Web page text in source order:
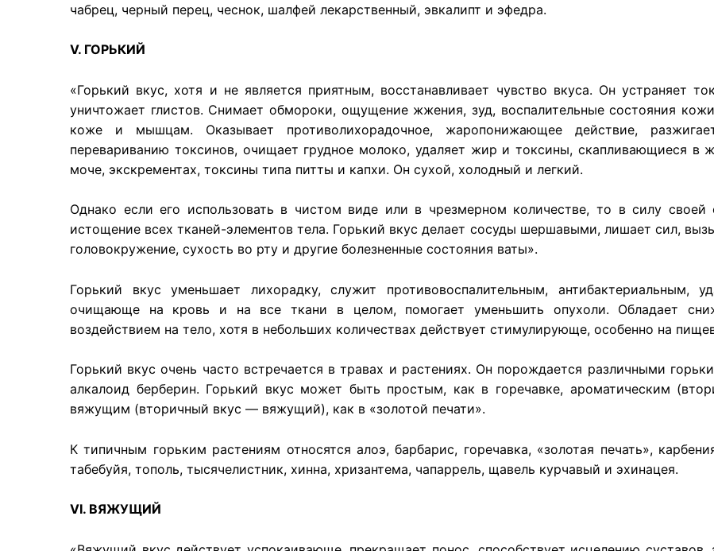
чабрец, черный перец, чеснок, шалфей лекарственный, эвкалипт и эфедра.
V. ГОРЬКИЙ
«Горький вкус, хотя и не является приятным, восстанавливает чувство вкуса. Он устраняет
уничтожает глистов. Снимает обмороки, ощущение жжения, зуд, воспалительные состояния
коже и мышцам. Оказывает противолихорадочное, жаропонижающее действие,
перевариванию токсинов, очищает грудное молоко, удаляет жир и токсины, скапливающиеся в
моче, экскрементах, токсины типа питты и капхи. Он сухой, холодный и легкий.
Однако если его использовать в чистом виде или в чрезмерном количестве, то в силу
истощение всех тканей-элементов тела. Горький вкус делает сосуды шершавыми, лишает сил,
головокружение, сухость во рту и другие болезненные состояния ваты».
Горький вкус уменьшает лихорадку, служит противовоспалительным, антибактериальным,
очищающе на кровь и на все ткани в целом, помогает уменьшить опухоли. Обладает
воздействием на тело, хотя в небольших количествах действует стимулирующе, особенно на
Горький вкус очень часто встречается в травах и растениях. Он порождается различными
алкалоид берберин. Горький вкус может быть простым, как в горечавке, ароматическим
вяжущим (вторичный вкус — вяжущий), как в «золотой печати».
К типичным горьким растениям относятся алоэ, барбарис, горечавка, «золотая печать»,
табебуйя, тополь, тысячелистник, хинна, хризантема, чапаррель, щавель курчавый и эхинацея.
VI. ВЯЖУЩИЙ